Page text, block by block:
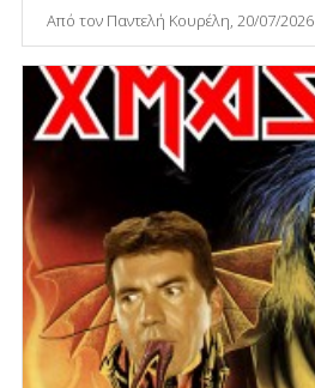
Από τον Παντελή Κουρέλη, 20/07/2026